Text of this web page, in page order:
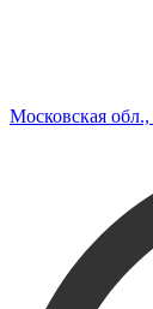
Московская